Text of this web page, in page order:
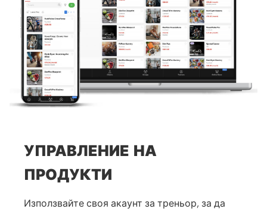
УПРАВЛЕНИЕ НА
ПРОДУКТИ
Използвайте своя акаунт за треньор, за да